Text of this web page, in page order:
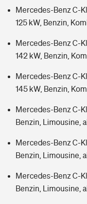
Mercedes-Benz C-
125 kW, Benzin,
Mercedes-Benz C-
142 kW, Benzin,
Mercedes-Benz C-
145 kW, Benzin,
Mercedes-Benz C-
Benzin, Limousine,
Mercedes-Benz C-
Benzin, Limousine,
Mercedes-Benz C-
Benzin, Limousine,